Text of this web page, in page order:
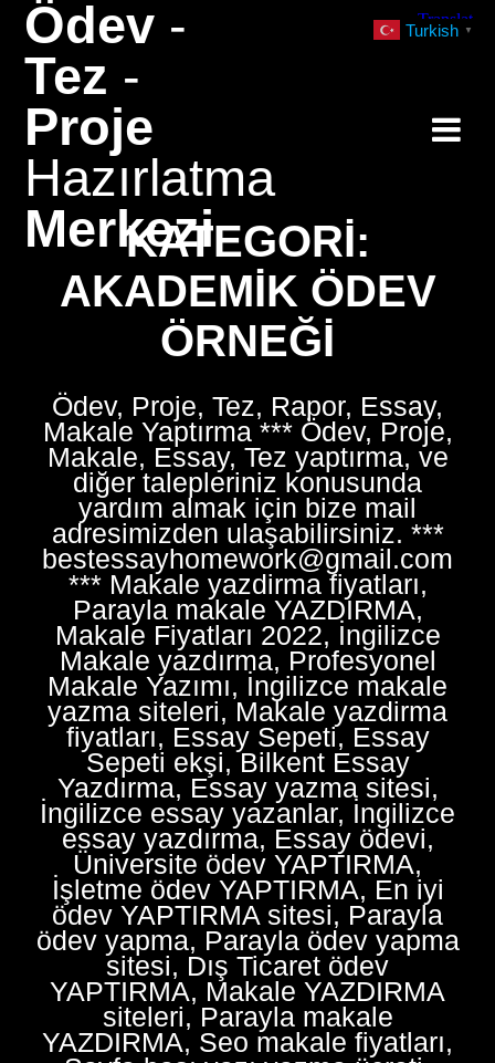
Ödev -
Tez -
Proje
Hazırlatma
MerkeziKATEGORI:
AKADEMIK ÖDEV
ÖRNEĞI
Ödev, Proje, Tez, Rapor, Essay,
Makale Yaptırma *** Ödev, Proje,
Makale, Essay, Tez yaptırma, ve
diğer talepleriniz konusunda
yardım almak için bize mail
adresimizden ulaşabilirsiniz. ***
bestessayhomework@gmail.com
*** Makale yazdirma fiyatları,
Parayla makale YAZDIRMA,
Makale Fiyatları 2022, İngilizce
Makale yazdırma, Profesyonel
Makale Yazımı, İngilizce makale
yazma siteleri, Makale yazdirma
fiyatları, Essay Sepeti, Essay
Sepeti ekşi, Bilkent Essay
Yazdırma, Essay yazma sitesi,
İngilizce essay yazanlar, İngilizce
essay yazdırma, Essay ödevi,
Üniversite ödev YAPTIRMA,
İşletme ödev YAPTIRMA, En iyi
ödev YAPTIRMA sitesi, Parayla
ödev yapma, Parayla ödev yapma
sitesi, Dış Ticaret ödev
YAPTIRMA, Makale YAZDIRMA
siteleri, Parayla makale
YAZDIRMA, Seo makale fiyatları,
Turkish ▼